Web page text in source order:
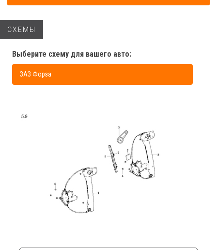
СХЕМЫ
Выберите схему для вашего авто:
ЗАЗ Форза